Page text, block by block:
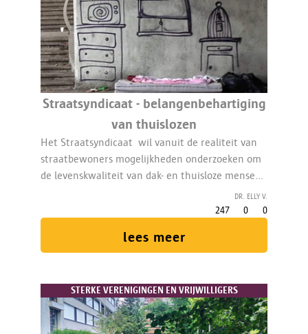
Straatsyndicaat - belangenbehartiging
van thuislozen
Het Straatsyndicaat wil vanuit de realiteit van
straatbewoners mogelijkheden onderzoeken om
de levenskwaliteit van dak- en thuisloze mensen
Dr. elly V.
247 0 0
lees meer
STERKE VERENIGINGEN EN VRIJWILLIGERS